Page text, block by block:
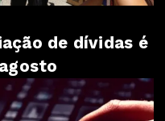
de dívidas é